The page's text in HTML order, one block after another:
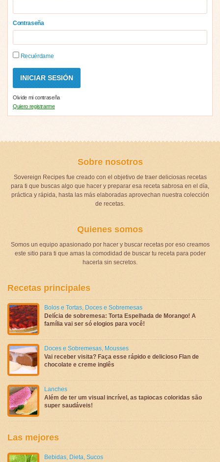
Contraseña
Recuérdame
Olvide mi contraseña
Quiero registrarme
Sobre nosotros
Sovereign Recipes fue creado con el objetivo de traer deliciosas recetas
para ti que buscas algo que hacer y preparar esa receta sabrosa en el día,
práctica y rápida, hasta las más elaboradas aprovechan nuestra colección
de recetas.
Quienes somos
Somos un equipo apasionado por hacer y buscar recetas por eso creamos
este sitio para ti que amas la comodidad de buscar tu receta para poder
hacerla sin secretos.
Recetas principales
Bolos e Tortas, Doces e Sobremesas
Delícia de sobremesa: Torta Espelhada de Morango! A
família vai ser só elogios para você!
Doces e Sobremesas, Mousses
Vai receber visita? Faça esse rápido e delicioso Flan de
chocolate e creme inglês
Lanches
Além de ter um visual incrível, as tapiocas coloridas são
super saudáveis!
Las mejores
Bebidas, Dieta, Sucos